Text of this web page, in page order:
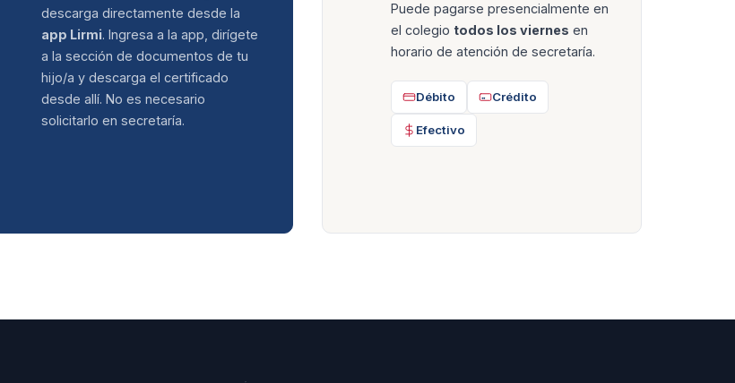
descarga directamente desde la
app Lirmi. Ingresa a la app, dirígete
a la sección de documentos de tu
hijo/a y descarga el certificado
desde allí. No es necesario
solicitarlo en secretaría.
Puede pagarse presencialmente en
el colegio todos los viernes en
horario de atención de secretaría.
Débito Crédito
Efectivo